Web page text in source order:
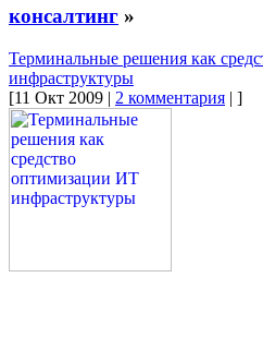
консалтинг »
Терминальные решения как
инфраструктуры
[11 Окт 2009 | 2 комментария | ]